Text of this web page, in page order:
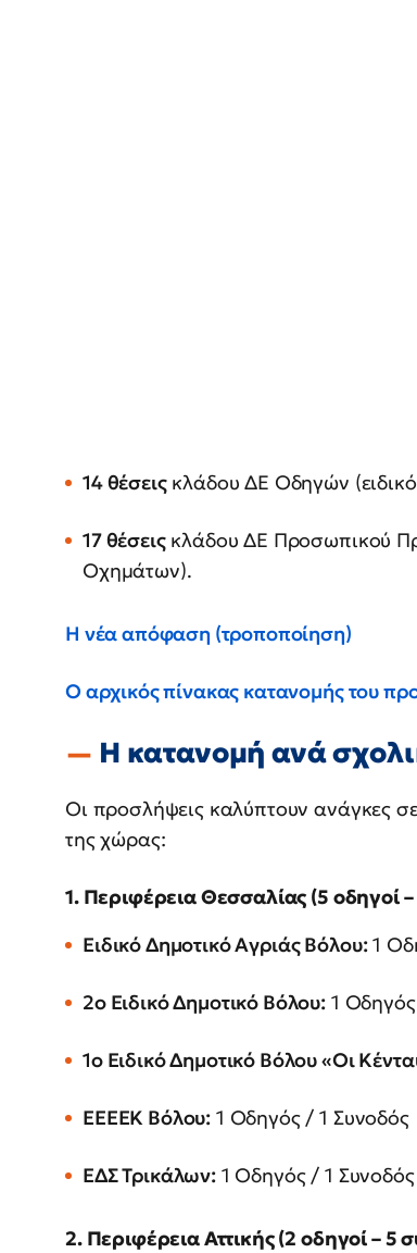
14 θέσειςκλάδου ΔΕ Οδηγών
17 θέσειςκλάδου ΔΕ Προσωπικού
Οχημάτων).
Η νέα απόφαση (τροποποίηση)
Ο αρχικός πίνακας κατανομής του
Η κατανομή ανά
Οι προσλήψεις καλύπτουν ανάγκες
της χώρας:
1. Περιφέρεια Θεσσαλίας (5 οδηγοί
Ειδικό Δημοτικό Αγριάς Βόλου:1
2ο Ειδικό Δημοτικό Βόλου: 1
1ο Ειδικό Δημοτικό Βόλου «Οι
ΕΕΕΕΚ Βόλου: 1 Οδηγός / 1 Συνοδός
ΕΔΣ Τρικάλων:1 Οδηγός / 1 Συνοδός
2. Περιφέρεια Αττικής (2 οδηγοί – 5